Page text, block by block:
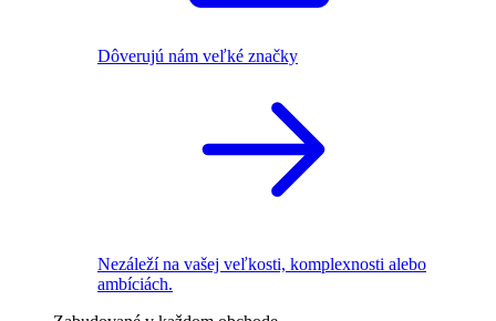
Dôverujú nám veľké značky
Nezáleží na vašej veľkosti, komplexnosti alebo
ambíciách.